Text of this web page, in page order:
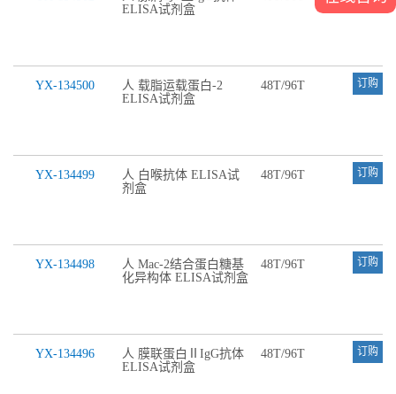
ELISA试剂盒
YX-134500
人 载脂运载蛋白-2
ELISA试剂盒
48T/96T 订购
YX-134499
人 白喉抗体 ELISA试
剂盒
48T/96T 订购
YX-134498
人 Mac-2结合蛋白糖基
化异构体 ELISA试剂盒
48T/96T 订购
YX-134496
人 膜联蛋白ⅡIgG抗体
ELISA试剂盒
48T/96T 订购